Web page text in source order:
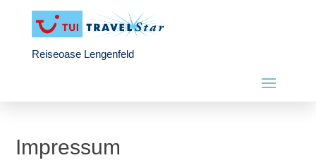
Reiseoase Lengenfeld
Impressum